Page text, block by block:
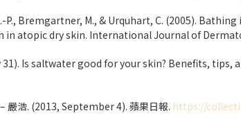
P., Bremgartner, M., & Urquhart, C. (2005).
atopic dry skin. International Journal of
31). Is saltwater good for your skin? Benefits, tips,
嚴浩. (2013, September 4). 蘋果日報. https://